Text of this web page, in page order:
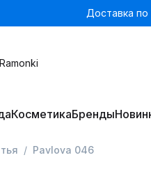
Доставка
КосметикаБренды
Pavlova 046